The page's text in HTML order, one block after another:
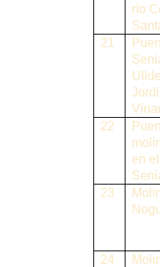
río
21
22
en
23
24